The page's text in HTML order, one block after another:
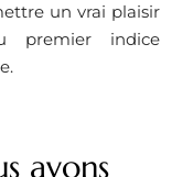
un vrai plaisir
premier indice
avons